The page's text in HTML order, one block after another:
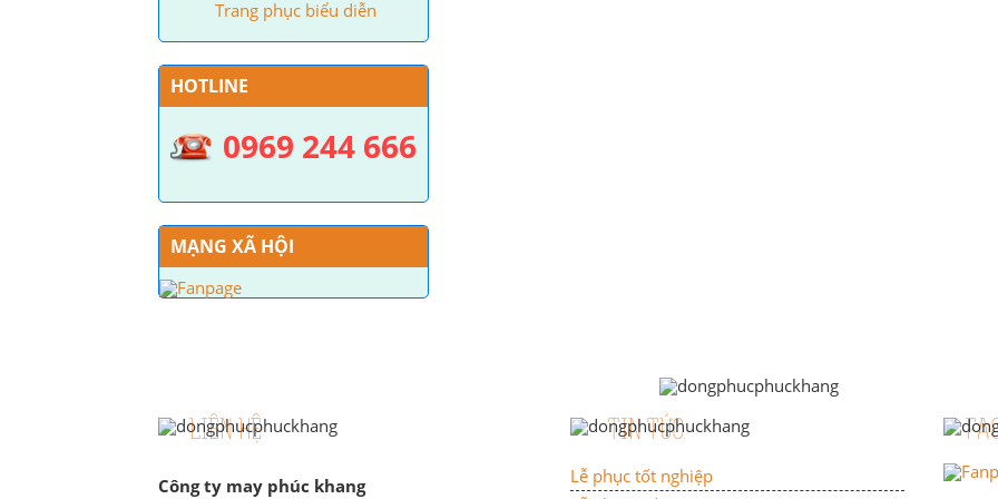
Trang phục biểu diễn
HOTLINE
0969 244 666
MẠNG XÃ HỘI
LIÊN HỆ
Công ty may phúc khang
TIN TỨC
Lễ phục tốt nghiệp